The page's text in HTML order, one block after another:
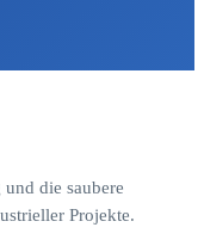
die saubere
Projekte.